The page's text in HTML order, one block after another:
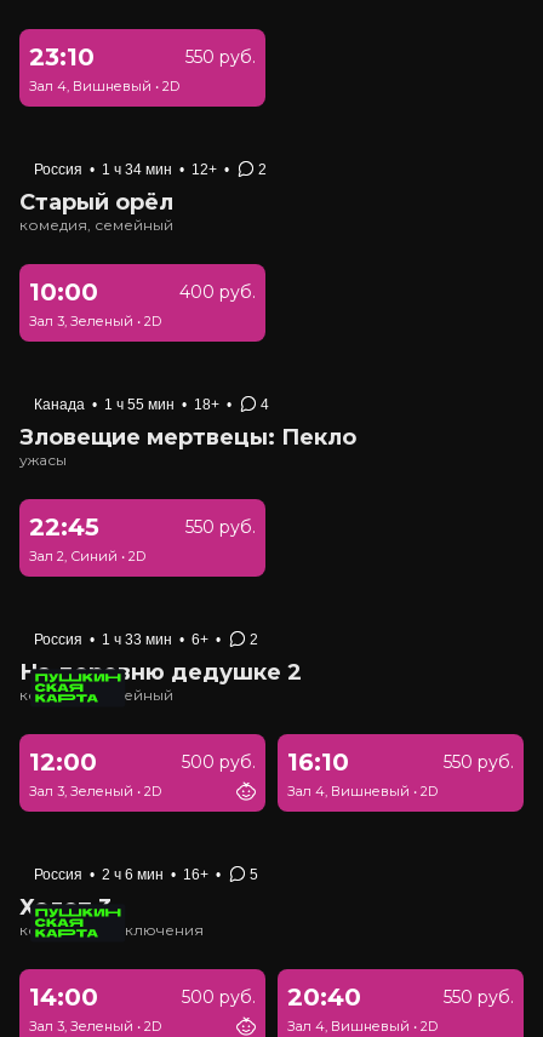
23:10 550 руб.
Зал 4, Вишневый • 2D
Россия • 1 ч 34 мин • 12+ • 2
Старый орёл
комедия, семейный
10:00 400 руб.
Зал 3, Зеленый • 2D
Канада • 1 ч 55 мин • 18+ • 4
Зловещие мертвецы: Пекло
ужасы
22:45 550 руб.
Зал 2, Синий • 2D
Россия • 1 ч 33 мин • 6+ • 2
На деревню дедушке 2
комедия, семейный
12:00 500 руб.
Зал 3, Зеленый • 2D
16:10 550 руб.
Зал 4, Вишневый • 2D
Россия • 2 ч 6 мин • 16+ • 5
Холоп 3
комедия, приключения
14:00 500 руб.
Зал 3, Зеленый • 2D
20:40 550 руб.
Зал 4, Вишневый • 2D